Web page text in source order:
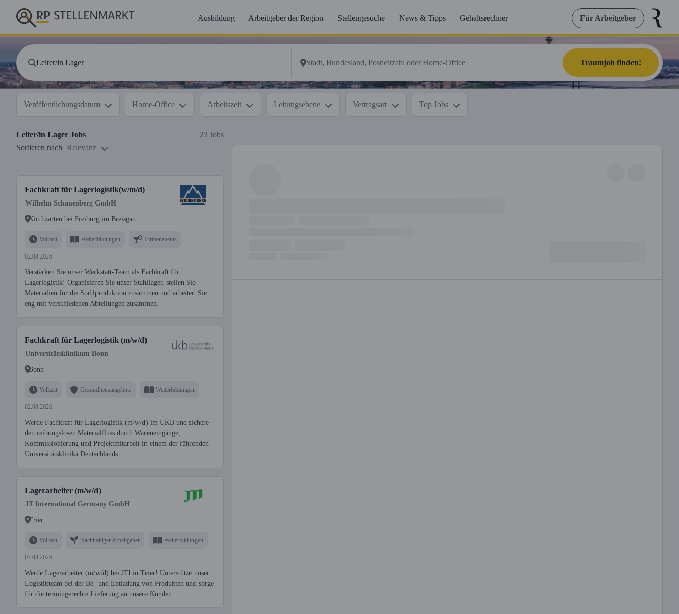
Ausbildung Arbeitgeber der Region Stellengesuche News & Tipps Gehaltsrechner Für Arbeitgeber
Traumjob finden!
Veröffentlichungsdatum Home-Office Arbeitszeit Leitungsebene Vertragsart Top Jobs
Leiter/in Lager Jobs
23 Jobs
Sortieren nach
Relevanz
Fachkraft für Lagerlogistik(w/m/d)
Wilhelm Schauenberg GmbH
Kirchzarten bei Freiburg im Breisgau
Vollzeit Weiterbildungen Firmenevents
02.08.2026
Verstärken Sie unser Werkstatt-Team als Fachkraft für
Lagerlogistik! Organisieren Sie unser Stahllager, stellen Sie
Materialien für die Stahlproduktion zusammen und arbeiten Sie
eng mit verschiedenen Abteilungen zusammen.
Fachkraft für Lagerlogistik (m/w/d)
Universitätsklinikum Bonn
Bonn
Vollzeit Gesundheitsangebote Weiterbildungen
02.08.2026
Werde Fachkraft für Lagerlogistik (m/w/d) im UKB und sichere
den reibungslosen Materialfluss durch Wareneingänge,
Kommissionierung und Projektmitarbeit in einem der führenden
Universitätsklinika Deutschlands.
Lagerarbeiter (m/w/d)
JT International Germany GmbH
Trier
Vollzeit Nachhaltiger Arbeitgeber Weiterbildungen
07.08.2026
Werde Lagerarbeiter (m/w/d) bei JTI in Trier! Unterstütze unser
Logistikteam bei der Be- und Entladung von Produkten und sorge
für die termingerechte Lieferung an unsere Kunden.